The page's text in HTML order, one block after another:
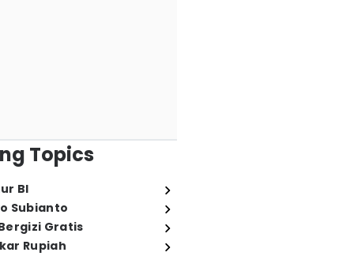
Topics
BI
Subianto
Gratis
Rupiah